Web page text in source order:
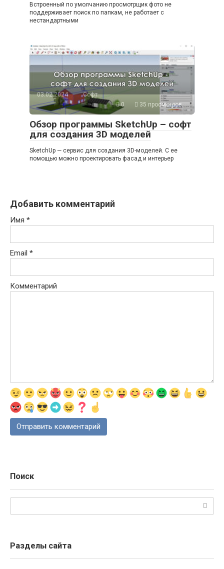
Встроенный по умолчанию просмотрщик фото не
поддерживает поиск по папкам, не работает с
нестандартными
03.02.2024
Софт
0
35 просмотров
Обзор программы SketchUp – софт
для создания 3D моделей
SketchUp — сервис для создания 3D-моделей. С ее
помощью можно проектировать фасад и интерьер
Добавить комментарий
Имя *
Email *
Комментарий
Поиск
Разделы сайта